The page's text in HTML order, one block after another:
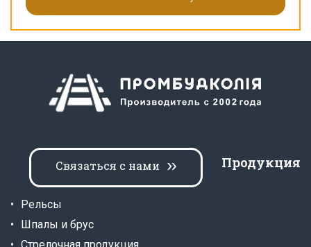
Продукция
Рельсы
Шпалы и брус
Связаться с нами